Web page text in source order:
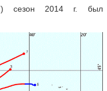
сезон 2014 г. был